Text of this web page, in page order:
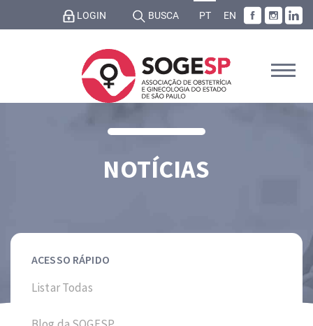
LOGIN BUSCA PT EN
NOTÍCIAS
ACESSO RÁPIDO
Listar Todas